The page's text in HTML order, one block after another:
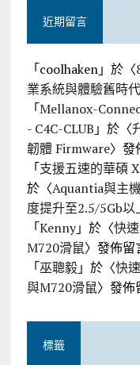
近期留言
「coolhaken」於〈
業系統與體驗舊時
「Mellanox-
- C4C-CLUB 」於〈
韌體 Firmware〉發
「支援五速的華碩
於〈Aquantia與主
度提升至2.5/5Gb以
「Kenny」於〈快
M720滑鼠〉發佈留
「巫聰毅」於〈快
與M720滑鼠〉發佈
標籤